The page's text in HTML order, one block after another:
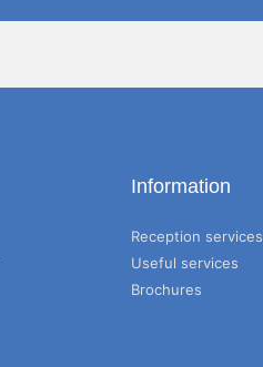
Information
Reception services
Useful services
Brochures